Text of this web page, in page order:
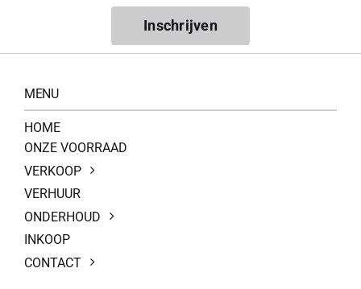
Inschrijven
MENU
HOME
ONZE VOORRAAD
VERKOOP
VERHUUR
ONDERHOUD
INKOOP
CONTACT